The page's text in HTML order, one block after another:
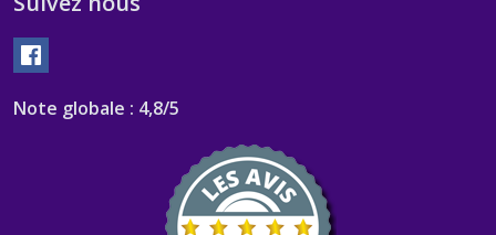
Note globale : 4,8/5